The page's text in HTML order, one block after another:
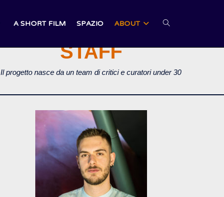
A SHORT FILM SPAZIO ABOUT ATTIVA/DISATTIVA
LA
STAFF
Il progetto nasce da un team di critici e curatori under 30